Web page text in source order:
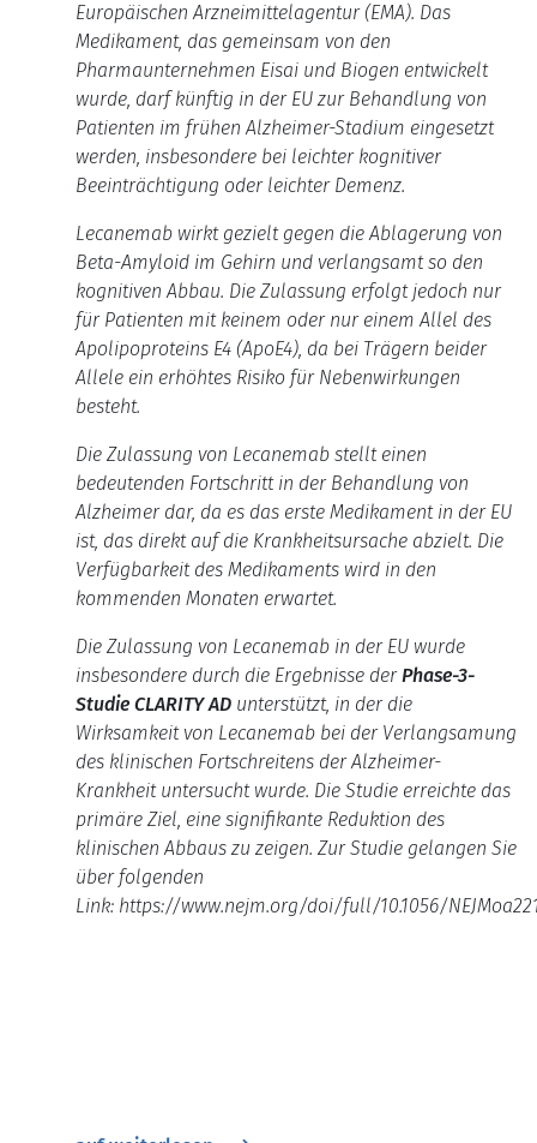
Europäischen Arzneimittelagentur (EMA). Das
Medikament, das gemeinsam von den
Pharmaunternehmen Eisai und Biogen entwickelt
wurde, darf künftig in der EU zur Behandlung von
Patienten im frühen Alzheimer-Stadium eingesetzt
werden, insbesondere bei leichter kognitiver
Beeinträchtigung oder leichter Demenz.
Lecanemab wirkt gezielt gegen die Ablagerung von
Beta-Amyloid im Gehirn und verlangsamt so den
kognitiven Abbau. Die Zulassung erfolgt jedoch nur
für Patienten mit keinem oder nur einem Allel des
Apolipoproteins E4 (ApoE4), da bei Trägern beider
Allele ein erhöhtes Risiko für Nebenwirkungen
besteht.
Die Zulassung von Lecanemab stellt einen
bedeutenden Fortschritt in der Behandlung von
Alzheimer dar, da es das erste Medikament in der EU
ist, das direkt auf die Krankheitsursache abzielt. Die
Verfügbarkeit des Medikaments wird in den
kommenden Monaten erwartet.
Die Zulassung von Lecanemab in der EU wurde
insbesondere durch die Ergebnisse derPhase-3-
Studie CLARITY AD unterstützt, in der die
Wirksamkeit von Lecanemab bei der Verlangsamung
des klinischen Fortschreitens der Alzheimer-
Krankheit untersucht wurde. Die Studie erreichte das
primäre Ziel, eine signifikante Reduktion des
klinischen Abbaus zu zeigen. Zur Studie gelangen Sie
über folgenden
Link: https://www.nejm.org/doi/full/10.1056/